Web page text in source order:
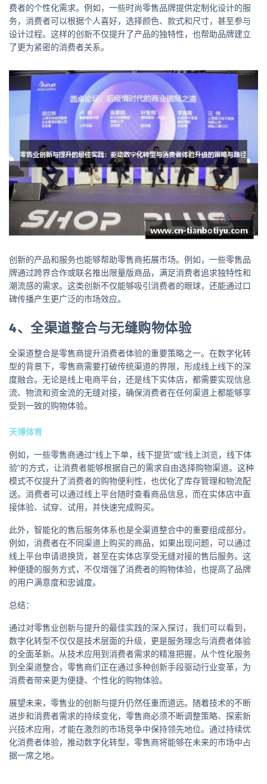
费者的个性化需求。例如，一些时尚零售品牌提供定制化设计的服
务，消费者可以根据个人喜好，选择颜色、款式和尺寸，甚至参与
设计过程。这样的创新不仅提升了产品的独特性，也帮助品牌建立
了更为紧密的消费者关系。
创新的产品和服务也能够帮助零售商拓展市场。例如，一些零售品
牌通过跨界合作或联名推出限量版商品，满足消费者追求独特性和
潮流感的需求。这类创新不仅能够吸引消费者的眼球，还能通过口
碑传播产生更广泛的市场效应。
4、全渠道整合与无缝购物体验
全渠道整合是零售商提升消费者体验的重要策略之一。在数字化转
型的背景下，零售商需要打破传统渠道的界限，形成线上线下的深
度融合。无论是线上电商平台，还是线下实体店，都需要实现信息
流、物流和资金流的无缝对接，确保消费者在任何渠道上都能够享
受到一致的购物体验。
天博体育
例如，一些零售商通过“线上下单，线下提货”或“线上浏览，线下体
验”的方式，让消费者能够根据自己的需求自由选择购物渠道。这种
模式不仅提升了消费者的购物便利性，也优化了库存管理和物流配
送。消费者可以通过线上平台随时查看商品信息，而在实体店中直
接体验、试穿、试用，并快速完成购买。
此外，智能化的售后服务体系也是全渠道整合中的重要组成部分。
例如，消费者在不同渠道上购买的商品，如果出现问题，可以通过
线上平台申请退换货，甚至在实体店享受无缝对接的售后服务。这
种便捷的服务方式，不仅增强了消费者的购物体验，也提高了品牌
的用户满意度和忠诚度。
总结：
通过对零售业创新与提升的最佳实践的深入探讨，我们可以看到，
数字化转型不仅仅是技术层面的升级，更是服务理念与消费者体验
的全面革新。从技术应用到消费者需求的精准把握，从个性化服务
到全渠道整合，零售商们正在通过多种创新手段驱动行业变革，为
消费者带来更为便捷、个性化的购物体验。
展望未来，零售业的创新与提升仍然任重而道远。随着技术的不断
进步和消费者需求的持续变化，零售商必须不断调整策略、探索新
兴技术应用，才能在激烈的市场竞争中保持领先地位。通过持续优
化消费者体验，推动数字化转型，零售商将能够在未来的市场中占
据一席之地。